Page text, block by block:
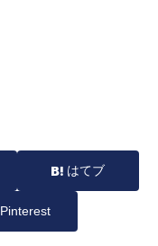
はてブ
Pinterest